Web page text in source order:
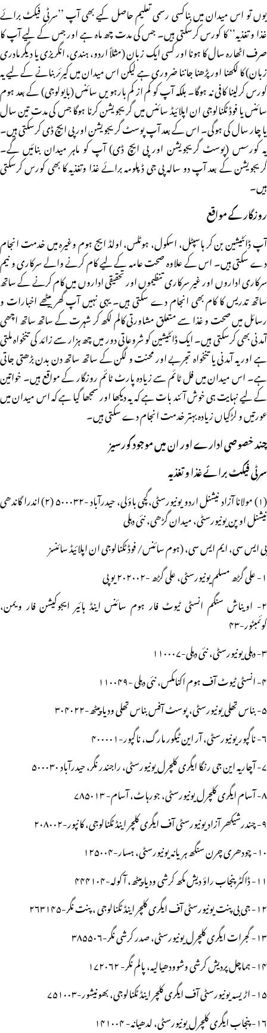
یوں تو اس میدان میں بناکسی رسمی تعلیم حاصل کیے بھی آپ ’’سرٹی فیکٹ برائے
غذا و تغذیہ‘‘ کا کورس کرسکتی ہیں۔ جس کی مدت چھ ماہ ہے اور جس کے لیے آپ کا
صرف اٹھارہ سال کا ہونا اور کسی ایک زبان (مثلاً اردو، ہندی، انگریزی یا دیگر مادری
زبان) کا لکھنا اور پڑھنا جاننا ضروری ہے لیکن اس میدان میں کیرئر بنانے کے لیے یہ
کورس کرلینا کافی نہ ہوگا۔ بلکہ آپ کو کم از کم بارہویں سائنس (بایولوجی) کے بعد ہوم
سائنس یا فوڈ ٹکنالوجی ان اپلائیڈ سائنس میں گریجویشن کرنا ہوگا جس کی مدت تین سال
یا چار سال کی ہوگی۔ اس کے بعد آپ پوسٹ گریجویشن اور پی ایچ ڈی کرسکتی ہیں۔
یہ کورسس (پوسٹ گریجویشن اور پی ایچ ڈی) آپ کو ماہر میدان بنائیں گے۔
گریجویشن کے بعد آپ دو سالہ پی جی ڈپلومہ برائے غذا وتغذیہ کا بھی کورس کرسکتی
ہیں۔
روزگار کے مواقع
آپ ڈائٹیشین بن کر ہاسپٹل، اسکول، ہوٹلس، اولڈ ایج ہوم وغیرہ میں خدمت انجام
دے سکتی ہیں۔ اس کے علاوہ صحت عامہ کے لیے کام کرنے والے سرکاری و نیم
سرکاری اداروں اور غیر سرکاری تنظیموں اور تحقیقی اداروں میں کام کرنے کے ساتھ
ساتھ تدریس کا کام بھی انجام دے سکتی ہیں۔ یہی نہیں آپ گھر بیٹھے اخبارات و
رسائل میں صحت و غذا سے متعلق مشاورتی کالم لکھ کر شہرت کے ساتھ ساتھ اچھی
آمدنی بھی کرسکتی ہیں۔ ایک ڈائٹیشین کو شروعاتی دور میں چھ ہزار سے زائد کی تنخواہ ملتی
ہے اور یہ آمدنی یا تنخواہ تجربے اور محنت و لگن کے ساتھ ساتھ دن بدن بڑھتی جاتی
ہے۔ اس میدان میں فل ٹائم سے زیادہ پارٹ ٹائم روزگار کے مواقع ہیں۔ خواتین
کے لیے نہایت ہی خوش آئند بات ہے کہ یہ دیکھا اور سمجھا گیا ہے کہ اس میدان میں
عورتیں و لڑکیاں زیادہ بہتر خدمت انجام دے سکتی ہیں۔
چند خصوصی ادارے اور ان میں موجود کورسیز
سرٹی فیکٹ برائے غذا و تغذیہ
(۱) مولانا آزاد نیشنل اردو یونیورسٹی،گچی باؤلی، حیدرآباد -۵۰۰۰۳۲ (۲) اندرا گاندھی
نیشنل اوپن یونیورسٹی، میدان گڑھی، نئی دہلی
بی ایس سی، ایم ایس سی، (ہوم سائنس/ فوڈ ٹکنالوجی ان اپلائیڈ سائنسز
۱- علی گڑھ مسلم یونیورسٹی، علی گڑھ -۲۰۲۰۰۲ یوپی
۲- اویناش سنگم انسٹی ٹیوٹ فار ہوم سائنس اینڈ ہائیر ایجوکیشن فار ویمن،
کوئمبٹور-۴۳
۳- دہلی یونیورسٹی، نئی دہلی-۱۱۰۰۰۷
۴- انسٹی ٹیوٹ آف ہوم اکنامکس، نئی دہلی -۱۱۰۰۴۹
۵- بناس تھلی یونیورسٹی، پوسٹ آفس بناس تھلی ودیاپیٹھ-۳۰۴۰۲۲
۶- ناگپور یونیورسٹی، آر این ٹیگور مارگ، ناگپور-۴۰۰۰۰۱
۷- آچاریہ این جی رنگا ایگری کلچرل یونیورسٹی، راجندر نگر، حیدرآباد ۵۰۰۰۳۰
۸- آسام ایگری کلچرل یونیورسٹی، جورہاٹ، آسام- ۷۸۵۰۱۳
۹- چندرشیکھر آزاد یونیورسٹی آف ایگری کلچر اینڈ ٹکنالوجی، کانپور-۲۰۸۰۰۲
۱۰- چودھری چرن سنگھ ہریانہ یونیورسٹی، ہسار-۱۲۵۰۰۴
۱۱- ڈاکٹر پنجاب راؤ دیش مکھ کرشی ودیاپیٹھ، آکولہ-۴۴۴۱۰۴
۱۲- جی بی پنت یونیورسٹی آف ایگری کلچر اینڈ ٹکنالوجی ، پنت نگر-۲۶۳۱۴۵
۱۳- گجرات ایگری کلچرل یونیورسٹی، صدر کرشی نگر-۳۸۵۵۰۶
۱۴- ہماچل پردیش کرشی وشوودھیالیہ، پالم نگر- ۱۷۲۰۶۲
۱۵- اڑیسہ یونیورسٹی آف ایگری کلچر اینڈ ٹکنالوجی، بھونیشور-۷۵۱۰۰۳
۱۶- پنجاب ایگری کلچرل یونیورسٹی، لدھیانہ- ۱۴۱۰۰۴